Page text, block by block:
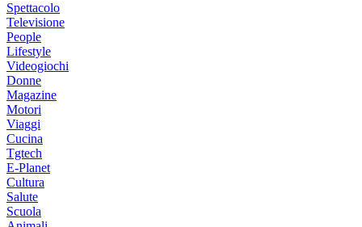
Spettacolo
Televisione
People
Lifestyle
Videogiochi
Donne
Magazine
Motori
Viaggi
Cucina
Tgtech
E-Planet
Cultura
Salute
Scuola